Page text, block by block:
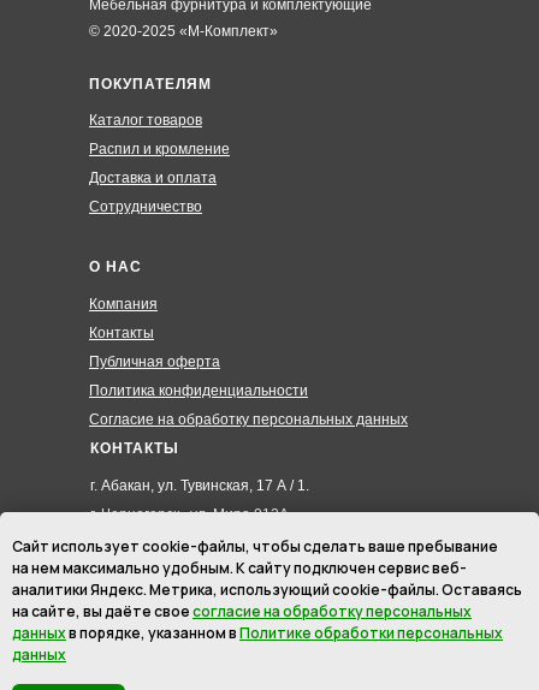
ПОКУПАТЕЛЯМ
Каталог товаров
Распил и кромление
Доставка и оплата
Сотрудничество
О НАС
Компания
Контакты
Публичная оферта
Политика конфиденциальности
Согласие на обработку персональных данных
КОНТАКТЫ
г. Абакан, ул. Тувинская, 17 А / 1.
г. Черногорск , ул. Мира 012А
8 (3902) 285-171
8 (908) 326-24-00
8 (902) 467-09-70
hmk19@mail.ru
© 2020-2025 «М-Комплект»
Мебельная фурнитура и комплектующие
Сайт использует cookie-файлы, чтобы сделать ваше пребывание
на нем максимально удобным. К cайту подключен сервис веб-
аналитики Яндекс. Метрика, использующий cookie-файлы. Оставаясь
на сайте, вы даёте своесогласие на обработку персональных
данныхв порядке, указанном вПолитике обработки персональных
данных